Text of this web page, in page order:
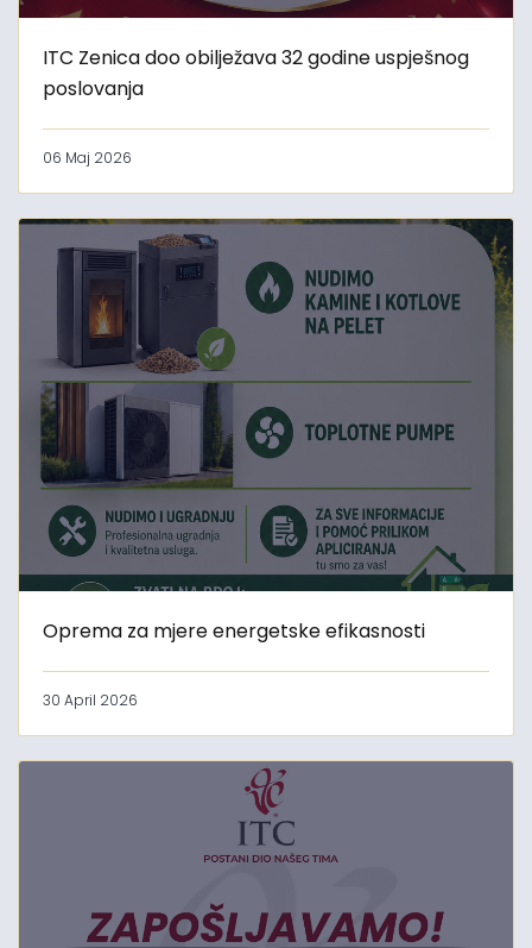
ITC Zenica doo obilježava 32 godine uspješnog
poslovanja
06 Maj 2026
Oprema za mjere energetske efikasnosti
30 April 2026